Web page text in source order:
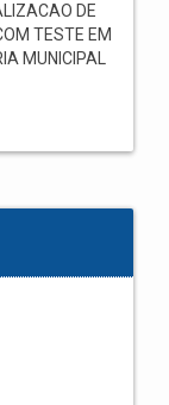
DE
TESTE EM
MUNICIPAL